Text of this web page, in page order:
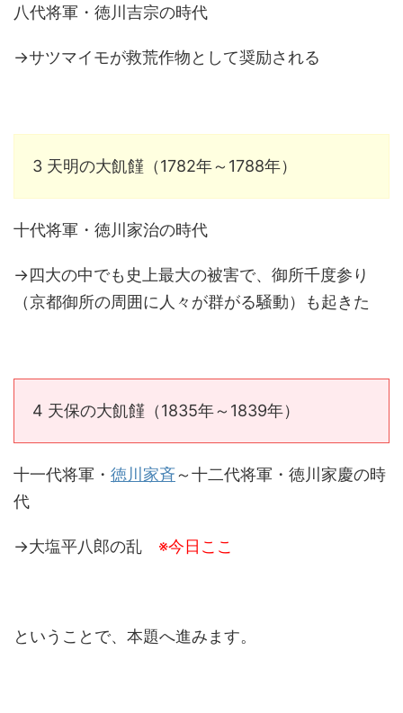
八代将軍・徳川吉宗の時代
→サツマイモが救荒作物として奨励される
3 天明の大飢饉（1782年～1788年）
十代将軍・徳川家治の時代
→四大の中でも史上最大の被害で、御所千度参り
（京都御所の周囲に人々が群がる騒動）も起きた
4 天保の大飢饉（1835年～1839年）
十一代将軍・ 徳川家斉～十二代将軍・徳川家慶の時
代
→大塩平八郎の乱 ※今日ここ
ということで、本題へ進みます。